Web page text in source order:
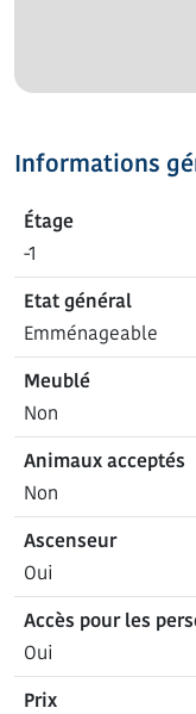
Informations
Étage
-1
Etat général
Emménageable
Meublé
Non
Animaux acceptés
Non
Ascenseur
Oui
Accès pour les
Oui
Prix